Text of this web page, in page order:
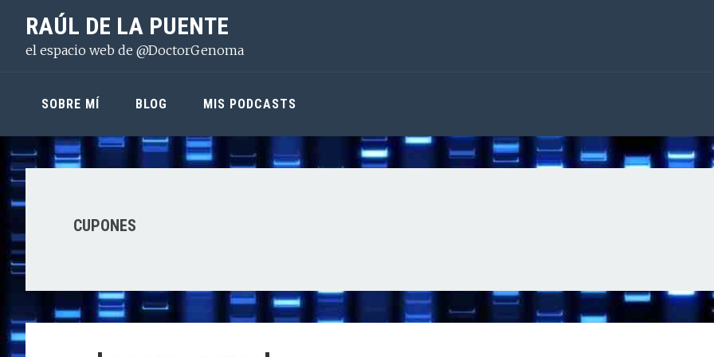
principal
contenido
lateral
RAÚL DE LA PUENTE
el espacio web de @DoctorGenoma
SOBRE MÍ BLOG MIS PODCASTS
CUPONES